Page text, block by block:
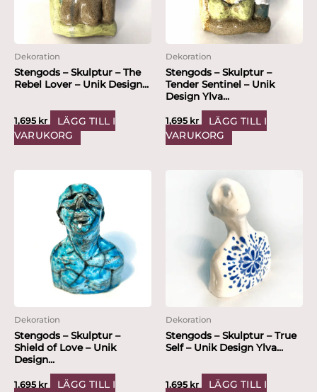
Dekoration
Stengods – Skulptur – The
Rebel Lover – Unik Design...
1,695 kr
LÄGG TILL I
VARUKORG
Dekoration
Stengods – Skulptur –
Tender Sentinel – Unik
Design Ylva...
1,695 kr
LÄGG TILL I
VARUKORG
Dekoration
Stengods – Skulptur –
Shield of Love – Unik
Design...
1,695 kr
LÄGG TILL I
Dekoration
Stengods – Skulptur – True
Self – Unik Design Ylva...
1,695 kr
LÄGG TILL I